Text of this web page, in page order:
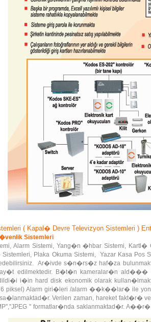
( Kapal� Devre Televizyon Sistemleri )
Sistemleri
Alarm Sistemi, Yang�n �hbar Sistemi,
Plaka Okuma Sistemi, Yazar Kasa
Ar�ivde s�n�rs�z haf�za
edilmektedir. B�t�n kameralar�n ald���
i�in hard disk ekonomik olarak
piksel) Alarm giri�leri /alarm ��k��lar� ile
sa�lanmaktad�r. Verilen zaman, hareket
'' formatlar�nda saklanmaktad�r.